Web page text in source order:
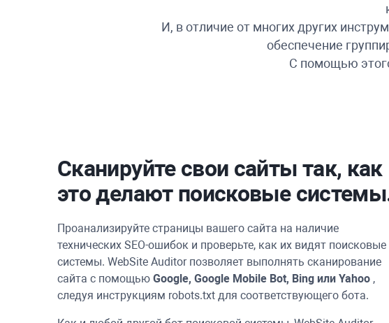
И, в отличие от многих других
обеспечение
С помощью
Сканируйте свои сайты так, как
это делают поисковые
Проанализируйте страницы вашего сайта на наличие
технических SEO-ошибок и проверьте, как их видят поисковые
системы. WebSite Auditorпозволяет выполнять сканирование
сайта с помощью Google, Google Mobile Bot, Bing или Yahoo ,
следуя инструкциям robots.txt для соответствующего бота.